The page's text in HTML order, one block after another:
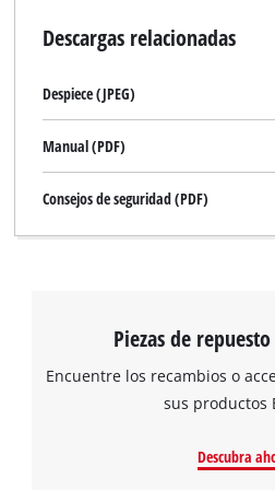
Descargas relacionadas
Despiece (JPEG)
Manual (PDF)
Consejos de seguridad (PDF)
Piezas de
Encuentre los recambios o
sus productos
Descubra